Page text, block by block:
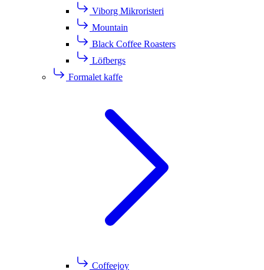
Viborg Mikroristeri
Mountain
Black Coffee Roasters
Löfbergs
Formalet kaffe
Coffeejoy